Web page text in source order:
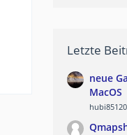
Letzte
neue
MacOS
hubi85120